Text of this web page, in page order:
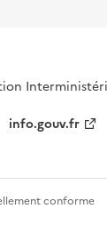
info.gouv.fr
conforme